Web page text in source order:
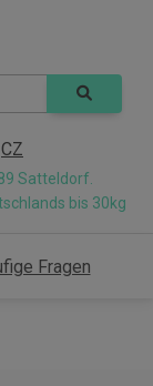
CZ
Satteldorf.
bis 30kg
Fragen